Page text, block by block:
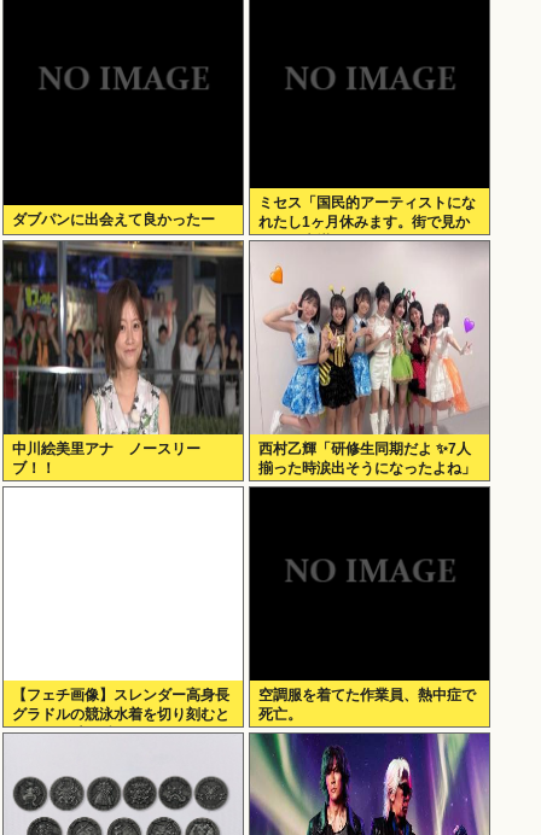
ダブパンに出会えて良かったー
ミセス「国民的アーティストにな
れたし1ヶ月休みます。街で見か
けても声掛けないでね」
中川絵美里アナ ノースリー
ブ！！
西村乙輝「研修生同期だよ ✨7人
揃った時涙出そうになったよね」
【フェチ画像】スレンダー高身長
グラドルの競泳水着を切り刻むと
ヌルヌル 大開脚×マッサージ
空調服を着てた作業員、熱中症で
死亡。